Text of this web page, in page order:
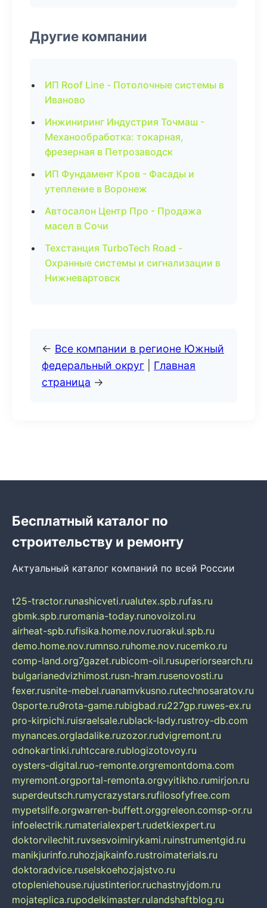
Другие компании
ИП Roof Line - Потолочные системы в
Иваново
Инжиниринг Индустрия Точмаш -
Механообработка: токарная,
фрезерная в Петрозаводск
ИП Фундамент Кров - Фасады и
утепление в Воронеж
Автосалон Центр Про - Продажа
масел в Сочи
Техстанция TurboTech Road -
Охранные системы и сигнализации в
Нижневартовск
← Все компании в регионе Южный
федеральный округ
Главная
страница →
Бесплатный каталог по
строительству и ремонту
Актуальный каталог компаний по всей России
t25-tractor.runashicveti.rualutex.spb.rufas.ru
gbmk.spb.ruromania-today.runovoizol.ru
airheat-spb.rufisika.home.nov.ruorakul.spb.ru
demo.home.nov.rumnso.ruhome.nov.rucemko.ru
comp-land.org7gazet.rubicom-oil.rusuperiorsearch.ru
bulgarianedvizhimost.rusn-hram.rusenovosti.ru
fexer.rusnite-mebel.ruanamvkusno.rutechnosaratov.ru
0sporte.ru9rota-game.rubigbad.ru227gp.ruwes-ex.ru
pro-kirpichi.ruisraelsale.rublack-lady.rustroy-db.com
mynances.orgladalike.ruzozor.rudvigremont.ru
odnokartinki.ruhtccare.rublogizotovoy.ru
oysters-digital.ruo-remonte.orgremontdoma.com
myremont.orgportal-remonta.orgvyitikho.rumirjon.ru
superdeutsch.rumycrazystars.rufilosofyfree.com
mypetslife.orgwarren-buffett.orggreleon.comsp-or.ru
infoelectrik.rumaterialexpert.rudetkiexpert.ru
doktorvilechit.ruvsesvoimirykami.ruinstrumentgid.ru
manikjurinfo.ruhozjajkainfo.rustroimaterials.ru
doktoradvice.ruselskoehozjajstvo.ru
otopleniehouse.rujustinterior.ruchastnyjdom.ru
mojateplica.rupodelkimaster.rulandshaftblog.ru